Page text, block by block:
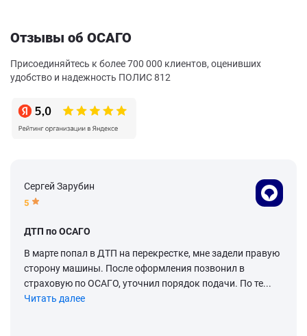
Отзывы об ОСАГО
Присоединяйтесь к более 700 000 клиентов, оценивших
удобство и надежность ПОЛИС 812
Сергей Зарубин
5
ДТП по ОСАГО
В марте попал в ДТП на перекрестке, мне задели правую
сторону машины. После оформления позвонил в
страховую по ОСАГО, уточнил порядок подачи. По те...
Читать далее